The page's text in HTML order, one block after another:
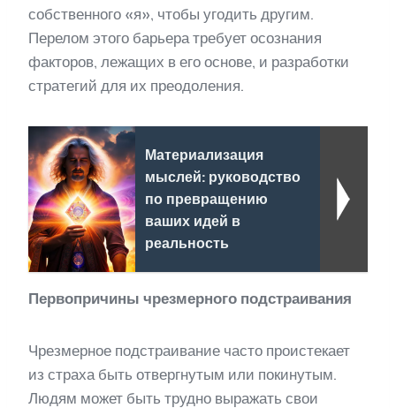
собственного «я», чтобы угодить другим.
Перелом этого барьера требует осознания
факторов, лежащих в его основе, и разработки
стратегий для их преодоления.
Материализация
мыслей: руководство
по превращению
ваших идей в
реальность
Первопричины чрезмерного подстраивания
Чрезмерное подстраивание часто проистекает
из страха быть отвергнутым или покинутым.
Людям может быть трудно выражать свои